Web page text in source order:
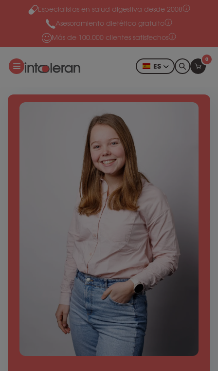
Ir al contenido
Especialistas en salud digestiva desde 2008
Asesoramiento dietético gratuito
Más de 100.000 clientes satisfechos
ES
0